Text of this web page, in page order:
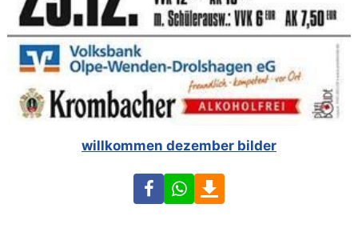
willkommen dezember bilder
FacebookWhatsApp